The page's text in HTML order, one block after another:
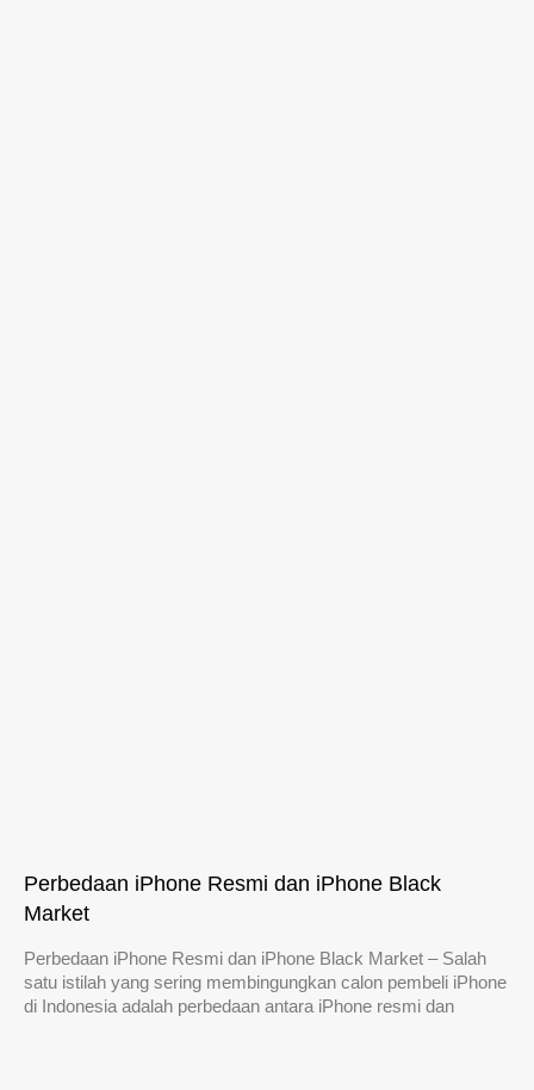
Perbedaan iPhone Resmi dan iPhone Black
Market
Perbedaan iPhone Resmi dan iPhone Black Market – Salah
satu istilah yang sering membingungkan calon pembeli iPhone
di Indonesia adalah perbedaan antara iPhone resmi dan